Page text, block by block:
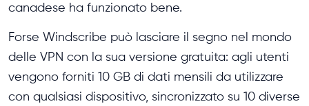
canadese ha funzionato bene.
Forse Windscribe può lasciare il segno nel mondo
delle VPN con la sua versione gratuita: agli utenti
vengono forniti 10 GB di dati mensili da utilizzare
con qualsiasi dispositivo, sincronizzato su 10 diverse